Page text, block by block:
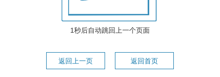
1秒后自动跳回上一个页面
返回上一页 返回首页